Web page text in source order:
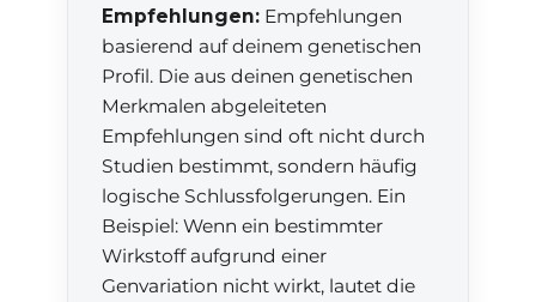
Empfehlungen: Empfehlungen
basierend auf deinem genetischen
Profil. Die aus deinen genetischen
Merkmalen abgeleiteten
Empfehlungen sind oft nicht durch
Studien bestimmt, sondern häufig
logische Schlussfolgerungen. Ein
Beispiel: Wenn ein bestimmter
Wirkstoff aufgrund einer
Genvariation nicht wirkt, lautet die